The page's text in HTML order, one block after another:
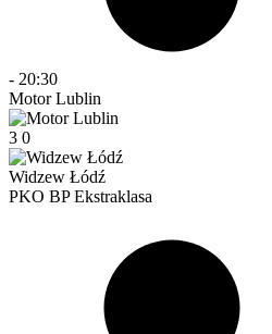
- 20:30
Motor Lublin
3 0
Widzew Łódź
PKO BP Ekstraklasa